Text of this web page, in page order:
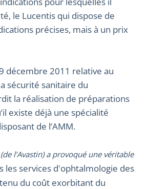
le Lucentis qui dispose de
précises, mais à un prix
décembre 2011 relative au
sécurité sanitaire du
la réalisation de préparations
existe déjà une spécialité
de l’AMM.
l’Avastin) a provoqué une véritable
les services d'ophtalmologie des
du coût exorbitant du